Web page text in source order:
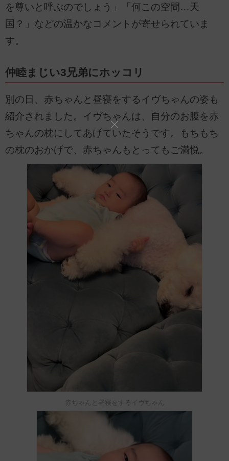
を尊いと呼ぶのでしょう」「何この空間…天
国？」などの温かなコメントが寄せられていま
す。
仲睦まじい3兄弟にホッコリ
別の日、赤ちゃんと昼寝をするイヴちゃんの姿も
紹介されました。イヴちゃんは、自分のお腹を赤
ちゃんの枕にしてあげていたそうです。もちもち
の枕のおかげで、赤ちゃんもとってもご満悦。
赤ちゃんと昼寝をするイヴちゃん